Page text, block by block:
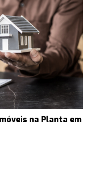
na Planta em